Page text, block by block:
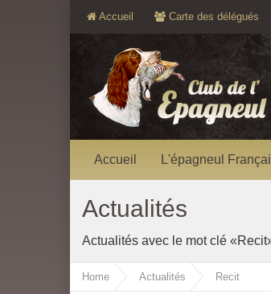
Accueil Carte des délégués
Accueil L'épagneul
Actualités
Actualités avec le mot clé
Home Actualités Recit